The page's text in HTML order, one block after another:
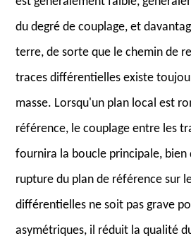
du degré de couplage, et
terre, de sorte que le chemin de
traces différentielles existe
masse. Lorsqu'un plan local est
référence, le couplage entre les
fournira la boucle principale, bien
rupture du plan de référence sur
différentielles ne soit pas grave
asymétriques, il réduit la qualité